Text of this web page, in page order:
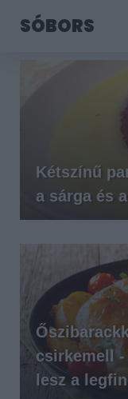
SÓBORS
Kétszínű
a sárga és
csirkemell -
lesz a